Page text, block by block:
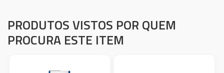
PRODUTOS VISTOS POR QUEM
PROCURA ESTE ITEM